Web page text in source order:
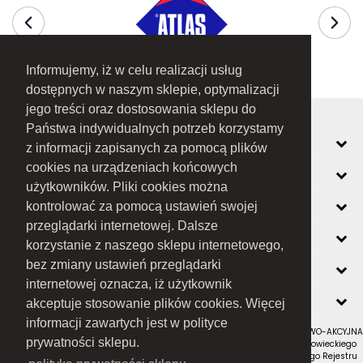
Informujemy, iż w celu realizacji usług
dostępnych w naszym sklepie, optymalizacji
jego treści oraz dostosowania sklepu do
Państwa indywidualnych potrzeb korzystamy
z informacji zapisanych za pomocą plików
cookies na urządzeniach końcowych
użytkowników. Pliki cookies można
kontrolować za pomocą ustawień swojej
przeglądarki internetowej. Dalsze
korzystanie z naszego sklepu internetowego,
bez zmiany ustawień przeglądarki
internetowej oznacza, iż użytkownik
akceptuje stosowanie plików cookies. Więcej
informacji zawartych jest w polityce
prywatności sklepu.
MOJE KONTO
INFORMACJE
O FIRMIE
ZOBACZ RÓWNIEŻ
KONTAKT
NEWSLETTER
RAMEX SPÓŁKA Z OGRANICZONĄ ODPOWIEDZIALNOŚCIĄ SPÓŁKA KOMANDYTOWO-AKCYJNA
z siedzibą w Nowym Sączu (adres siedziby i adres do doręczeń: ul. Wiśniowieckiego
123 C, 33-300 Nowy Sącz); wpisana do Rejestru Przedsiębiorców Krajowego Rejestru